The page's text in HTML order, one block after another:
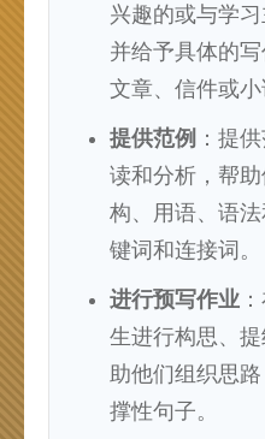
兴趣的或与学习
并给予具体的
文章、信件或小
提供范例 ：提
读和分析，帮
构、用语、语
键词和连接词。
进行预写作业
生进行构思、
助他们组织思
撑性句子。